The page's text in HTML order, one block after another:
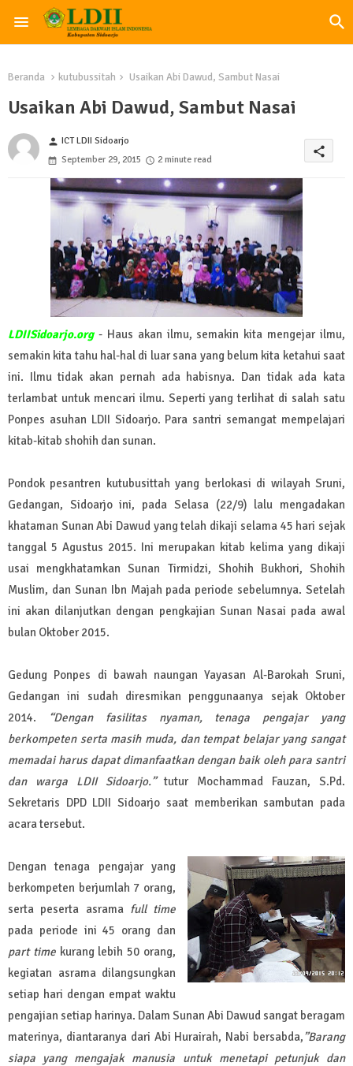
Beranda kutubussitah Usaikan Abi Dawud, Sambut Nasai
Usaikan Abi Dawud, Sambut Nasai
person ICT LDII Sidoarjo
September 29, 2015
2 minute read
share
LDIISidoarjo.org- Haus akan ilmu, semakin kita mengejar ilmu,
semakin kita tahu hal-hal di luar sana yang belum kita ketahui saat
ini. Ilmu tidak akan pernah ada habisnya. Dan tidak ada kata
terlambat untuk mencari ilmu. Seperti yang terlihat di salah satu
Ponpes asuhan LDII Sidoarjo. Para santri semangat mempelajari
kitab-kitab shohih dan sunan.
Pondok pesantren kutubusittah yang berlokasi di wilayah Sruni,
Gedangan, Sidoarjo ini, pada Selasa (22/9) lalu mengadakan
khataman Sunan Abi Dawud yang telah dikaji selama 45 hari sejak
tanggal 5 Agustus 2015. Ini merupakan kitab kelima yang dikaji
usai mengkhatamkan Sunan Tirmidzi, Shohih Bukhori, Shohih
Muslim, dan Sunan Ibn Majah pada periode sebelumnya. Setelah
ini akan dilanjutkan dengan pengkajian Sunan Nasai pada awal
bulan Oktober 2015.
Gedung Ponpes di bawah naungan Yayasan Al-Barokah Sruni,
Gedangan ini sudah diresmikan penggunaanya sejak Oktober
2014.
“Dengan fasilitas nyaman, tenaga pengajar yang
berkompeten serta masih muda, dan tempat belajar yang sangat
memadai harus dapat dimanfaatkan dengan baik oleh para santri
dan warga LDII Sidoarjo.”tutur Mochammad Fauzan, S.Pd.
Sekretaris DPD LDII Sidoarjo saat memberikan sambutan pada
acara tersebut.
Dengan tenaga pengajar yang
berkompeten berjumlah 7 orang,
serta peserta asrama full time
pada periode ini 45 orang dan
part timekurang lebih 50 orang,
kegiatan asrama dilangsungkan
setiap hari dengan empat waktu
pengajian setiap harinya. Dalam Sunan Abi Dawud sangat beragam
materinya, diantaranya dari Abi Hurairah, Nabi bersabda,”Barang
siapa yang mengajak manusia untuk menetapi petunjuk dan